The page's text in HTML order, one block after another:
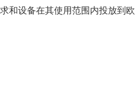
和设备在其使用范围内投放到